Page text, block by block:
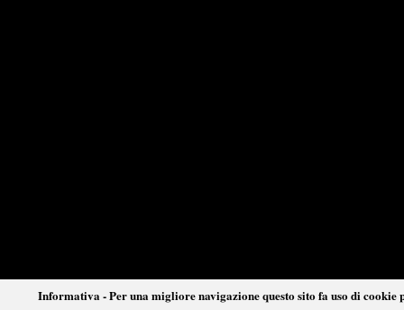
Informativa - Per una migliore navigazione questo sito fa uso di